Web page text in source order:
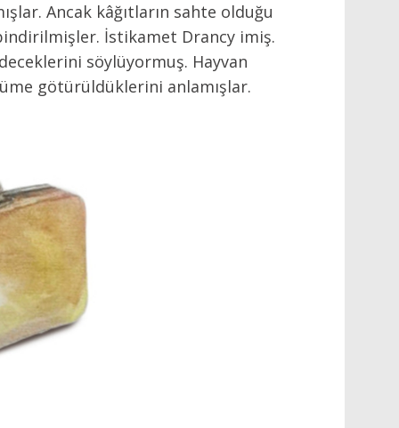
Ancak kâğıtların sahte olduğu
İstikamet Drancy imiş.
söylüyormuş. Hayvan
götürüldüklerini anlamışlar.